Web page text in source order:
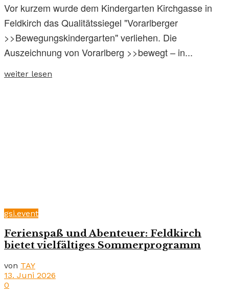
Vor kurzem wurde dem Kindergarten Kirchgasse in
Feldkirch das Qualitätssiegel "Vorarlberger
>>Bewegungskindergarten" verliehen. Die
Auszeichnung von Vorarlberg >>bewegt – in...
weiter lesen
gsi.event
Ferienspaß und Abenteuer: Feldkirch
bietet vielfältiges Sommerprogramm
von TAY
13. Juni 2026
0